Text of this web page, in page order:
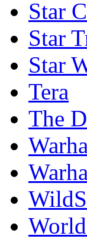
Star
Star
Star
Tera
The